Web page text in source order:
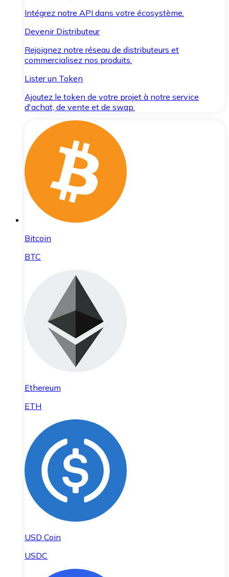
Intégrez notre API dans votre écosystème.
Devenir Distributeur
Rejoignez notre réseau de distributeurs et
commercialisez nos produits.
Lister un Token
Ajoutez le token de votre projet à notre service
d'achat, de vente et de swap.
Bitcoin
BTC
Ethereum
ETH
USD Coin
USDC